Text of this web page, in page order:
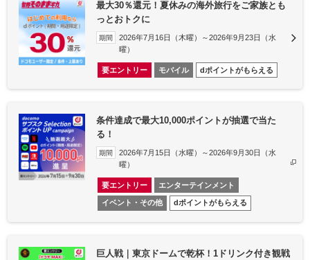
最大30％還元！夏休みの海外旅行をご家族とも
っとおトクに
期間
2026年7月16日（木曜）～2026年9月23日（水
曜）
要エントリー モバイル dポイントがもらえる
条件達成で最大10,000ポイントが抽選で当た
る！
期間
2026年7月15日（水曜）～2026年9月30日（水
曜）
要エントリー エンターテインメント
イベント・その他 dポイントがもらえる
巨人戦｜東京ドームで乾杯！1ドリンク付き観戦